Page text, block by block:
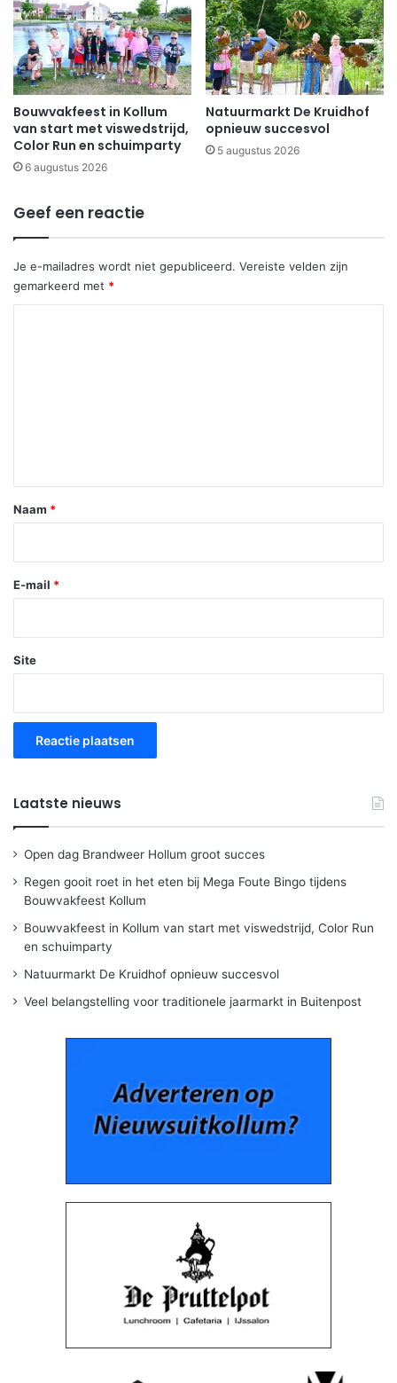
Bouwvakfeest in Kollum
van start met viswedstrijd,
Color Run en schuimparty
6 augustus 2026
Natuurmarkt De Kruidhof
opnieuw succesvol
5 augustus 2026
Geef een reactie
Je e-mailadres wordt niet gepubliceerd. Vereiste velden zijn
gemarkeerd met *
*
Naam *
E-mail *
Site
Laatste nieuws
Open dag Brandweer Hollum groot succes
Regen gooit roet in het eten bij Mega Foute Bingo tijdens
Bouwvakfeest Kollum
Bouwvakfeest in Kollum van start met viswedstrijd, Color Run
en schuimparty
Natuurmarkt De Kruidhof opnieuw succesvol
Veel belangstelling voor traditionele jaarmarkt in Buitenpost